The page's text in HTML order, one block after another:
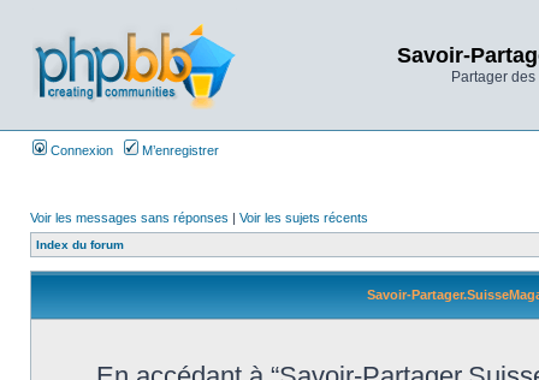
Savoir-
Partager
Connexion M’enregistrer
Voir les messages sans réponses | Voir les sujets récents
Index du forum
Savoir-